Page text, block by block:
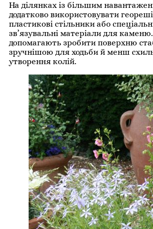
На ділянках із більшим
додатково використовувати
пластикові стільники або
зв’язувальні матеріали для
допомагають зробити поверхню
зручнішою для ходьби й менш
утворення колій.